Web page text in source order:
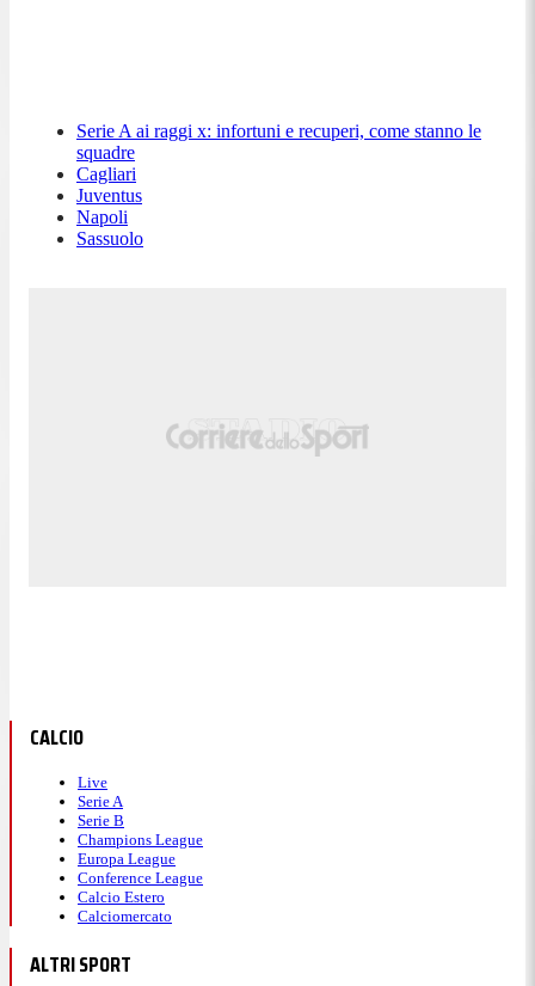
Serie A ai raggi x: infortuni e recuperi, come stanno le
squadre
Cagliari
Juventus
Napoli
Sassuolo
CALCIO
Live
Serie A
Serie B
Champions League
Europa League
Conference League
Calcio Estero
Calciomercato
ALTRI SPORT